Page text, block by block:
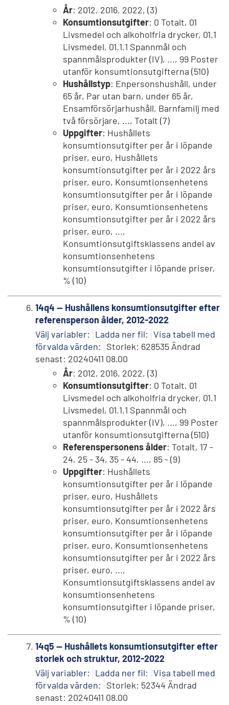
År: 2012, 2016, 2022, (3)
Konsumtionsutgifter: 0 Totalt, 01
Livsmedel och alkoholfria drycker, 01.1
Livsmedel, 01.1.1 Spannmål och
spannmålsprodukter (IV), ..., 99 Poster
utanför konsumtionsutgifterna (510)
Hushållstyp: Enpersonshushåll, under
65 år, Par utan barn, under 65 år,
Ensamförsörjarhushåll, Barnfamilj med
två försörjare, ..., Totalt (7)
Uppgifter: Hushållets
konsumtionsutgifter per år i löpande
priser, euro, Hushållets
konsumtionsutgifter per år i 2022 års
priser, euro, Konsumtionsenhetens
konsumtionsutgifter per år i löpande
priser, euro, Konsumtionsenhetens
konsumtionsutgifter per år i 2022 års
priser, euro, ...,
Konsumtionsutgiftsklassens andel av
konsumtionsenhetens
konsumtionsutgifter i löpande priser,
% (10)
14q4 -- Hushållens konsumtionsutgifter efter
referensperson ålder, 2012-2022
Välj variabler: Ladda ner fil: Visa tabell med
förvalda värden: Storlek: 628535 Ändrad
senast: 20240411 08.00
År: 2012, 2016, 2022, (3)
Konsumtionsutgifter: 0 Totalt, 01
Livsmedel och alkoholfria drycker, 01.1
Livsmedel, 01.1.1 Spannmål och
spannmålsprodukter (IV), ..., 99 Poster
utanför konsumtionsutgifterna (510)
Referenspersonens ålder: Totalt, 17 -
24, 25 - 34, 35 - 44, ..., 85 - (9)
Uppgifter: Hushållets
konsumtionsutgifter per år i löpande
priser, euro, Hushållets
konsumtionsutgifter per år i 2022 års
priser, euro, Konsumtionsenhetens
konsumtionsutgifter per år i löpande
priser, euro, Konsumtionsenhetens
konsumtionsutgifter per år i 2022 års
priser, euro, ...,
Konsumtionsutgiftsklassens andel av
konsumtionsenhetens
konsumtionsutgifter i löpande priser,
% (10)
14q5 -- Hushållets konsumtionsutgifter efter
storlek och struktur, 2012-2022
Välj variabler: Ladda ner fil: Visa tabell med
förvalda värden: Storlek: 52344 Ändrad
senast: 20240411 08.00